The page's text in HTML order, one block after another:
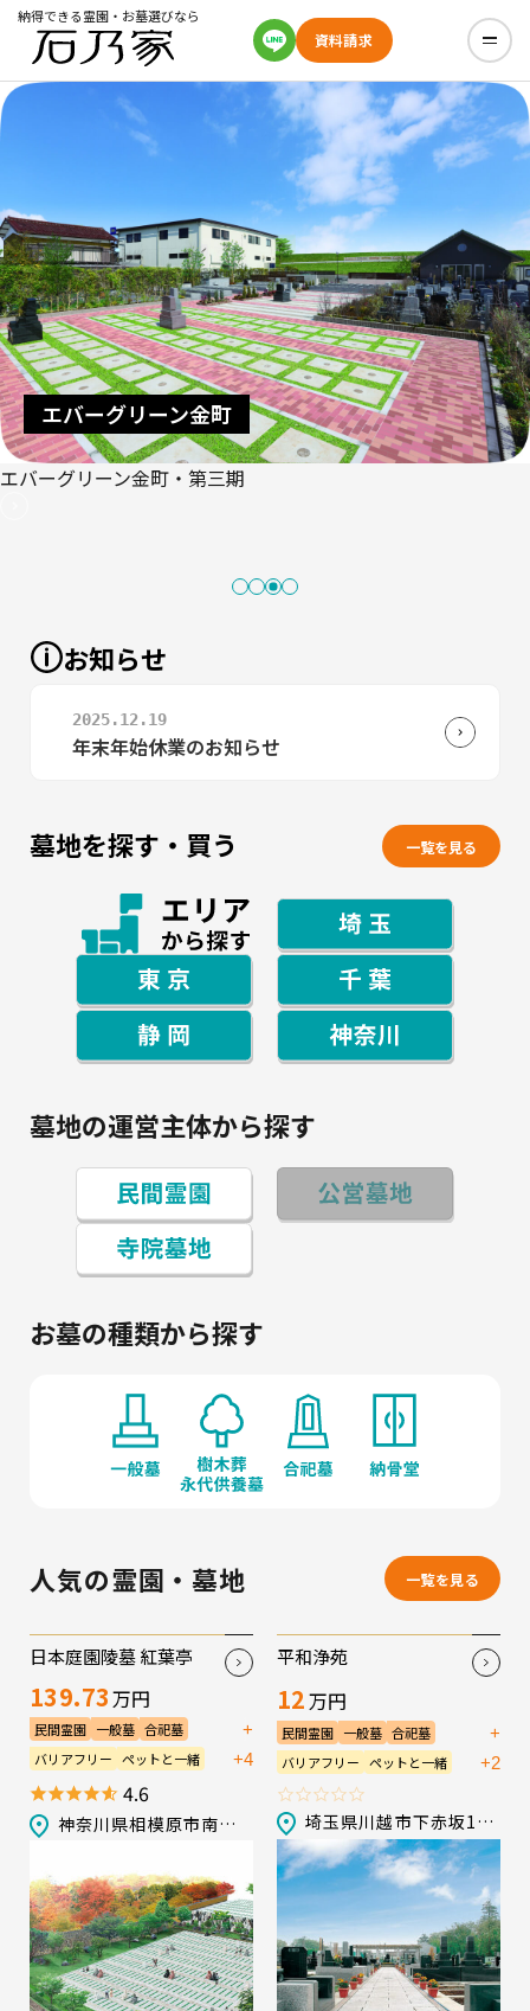
納得できる霊園・お墓選びなら
資料請求
エバーグリーン金町
エバーグリーン金町・第三期
お知らせ
2025.12.19
年末年始休業のお知らせ
墓地を探す・買う 一覧を見る
墓地の運営主体から探す
お墓の種類から探す
人気の霊園・墓地
日本庭園陵墓 紅葉亭
139.73万円
民間霊園 一般墓 合祀墓
永代供養墓／樹木葬
+
バリアフリー ペットと一緒
宗教不問
生前申込可
法要施設
管理棟
送迎バス
駐車場
+4
4.6
神奈川県相模原市南区磯部2633-2
平和浄苑
12万円
民間霊園 一般墓 合祀墓
永代供養墓／樹木葬
+
バリアフリー ペットと一緒
宗教不問
生前申込可
管理棟
駐車場
+2
埼玉県川越市下赤坂1835-1
一覧を見る